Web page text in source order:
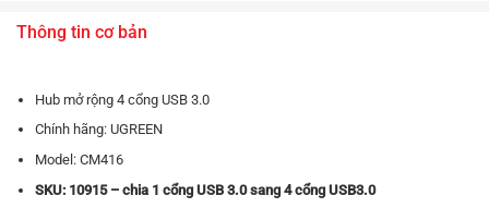
Thông tin cơ bản
Hub mở rộng 4 cổng USB 3.0
Chính hãng: UGREEN
Model: CM416
SKU: 10915 – chia 1 cổng USB 3.0 sang 4 cổng USB3.0